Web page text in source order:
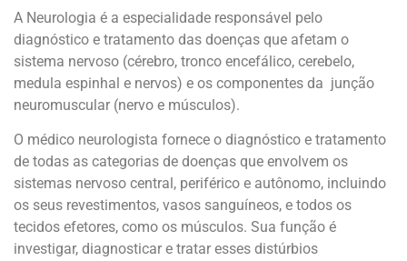
A Neurologia é a especialidade responsável pelo
diagnóstico e tratamento das doenças que afetam o
sistema nervoso (cérebro, tronco encefálico, cerebelo,
medula espinhal e nervos) e os componentes da junção
neuromuscular (nervo e músculos).
O médico neurologista fornece o diagnóstico e tratamento
de todas as categorias de doenças que envolvem os
sistemas nervoso central, periférico e autônomo, incluindo
os seus revestimentos, vasos sanguíneos, e todos os
tecidos efetores, como os músculos. Sua função é
investigar, diagnosticar e tratar esses distúrbios